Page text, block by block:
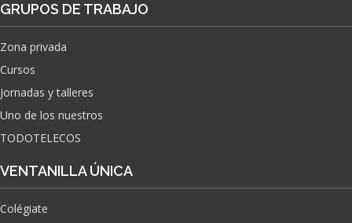
GRUPOS DE TRABAJO
Zona privada
Cursos
Jornadas y talleres
Uno de los nuestros
TODOTELECOS
VENTANILLA ÚNICA
Colégiate